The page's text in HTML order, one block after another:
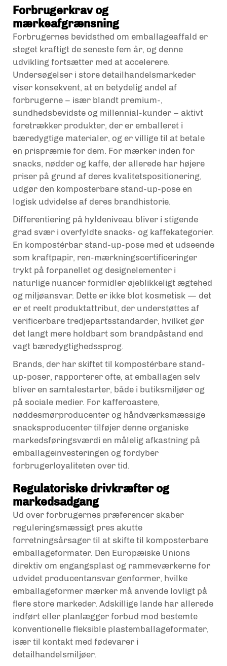
Forbrugerkrav og
mærkeafgrænsning
Forbrugernes bevidsthed om emballageaffald er
steget kraftigt de seneste fem år, og denne
udvikling fortsætter med at accelerere.
Undersøgelser i store detailhandelsmarkeder
viser konsekvent, at en betydelig andel af
forbrugerne – især blandt premium-,
sundhedsbevidste og millennial-kunder – aktivt
foretrækker produkter, der er emballeret i
bæredygtige materialer, og er villige til at betale
en prispræmie for dem. For mærker inden for
snacks, nødder og kaffe, der allerede har højere
priser på grund af deres kvalitetspositionering,
udgør den komposterbare stand-up-pose en
logisk udvidelse af deres brandhistorie.
Differentiering på hyldeniveau bliver i stigende
grad svær i overfyldte snacks- og kaffekategorier.
En kompostérbar stand-up-pose med et udseende
som kraftpapir, ren-mærkningscertificeringer
trykt på forpanellet og designelementer i
naturlige nuancer formidler øjeblikkeligt ægtehed
og miljøansvar. Dette er ikke blot kosmetisk — det
er et reelt produktattribut, der understøttes af
verificerbare tredjepartsstandarder, hvilket gør
det langt mere holdbart som brandpåstand end
vagt bæredygtighedssprog.
Brands, der har skiftet til kompostérbare stand-
up-poser, rapporterer ofte, at emballagen selv
bliver en samtalestarter, både i butiksmiljøer og
på sociale medier. For kafferoastere,
nøddesmørproducenter og håndværksmæssige
snacksproducenter tilføjer denne organiske
markedsføringsværdi en målelig afkastning på
emballageinvesteringen og fordyber
forbrugerloyaliteten over tid.
Regulatoriske drivkræfter og
markedsadgang
Ud over forbrugernes præferencer skaber
reguleringsmæssigt pres akutte
forretningsårsager til at skifte til komposterbare
emballageformater. Den Europæiske Unions
direktiv om engangsplast og rammeværkerne for
udvidet producentansvar genformer, hvilke
emballageformer mærker må anvende lovligt på
flere store markeder. Adskillige lande har allerede
indført eller planlægger forbud mod bestemte
konventionelle fleksible plastemballageformater,
især til kontakt med fødevarer i
detailhandelsmiljøer.